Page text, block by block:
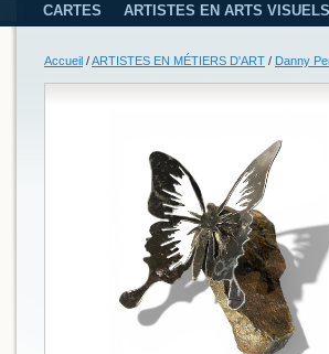
CARTES
ARTISTES EN ARTS VISUELS
Accueil /ARTISTES EN MÉTIERS D'ART / Danny